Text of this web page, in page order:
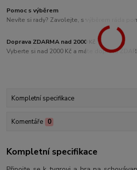
Pomoc s výběrem
Nevíte si rady? Zavolejte, s výběrem ráda
Doprava ZDARMA nad 2000 Kč
Vyberte si nad 2000 Kč a máte dopravu
Kompletní specifikace
Komentáře 0
Kompletní specifikace